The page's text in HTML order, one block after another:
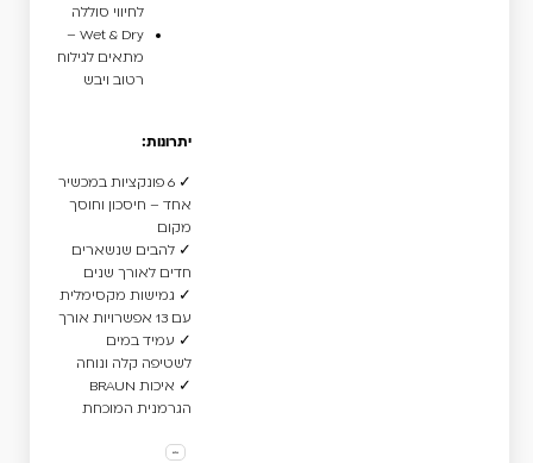
לחיווי סוללה
Wet & Dry –
מתאים לגילוח
רטוב ויבש
יתרונות:
✓ 6 פונקציות במכשיר
אחד – חיסכון וחוסך
מקום
✓ להבים שנשארים
חדים לאורך שנים
✓ גמישות מקסימלית
עם 13 אפשרויות אורך
✓ עמיד במים
לשטיפה קלה ונוחה
✓ איכות BRAUN
הגרמנית המוכחת